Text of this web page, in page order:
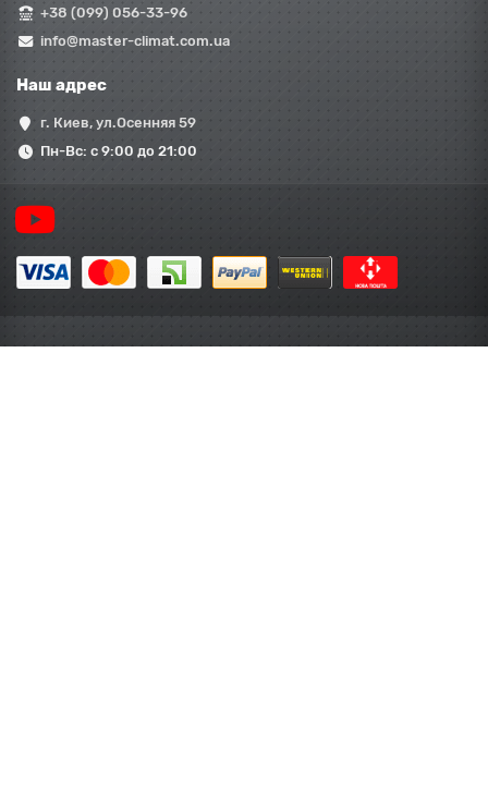
+38 (099) 056-33-96
info@master-climat.com.ua
Наш адрес
г. Киев, ул.Осенняя 59
Пн-Вс: с 9:00 до 21:00